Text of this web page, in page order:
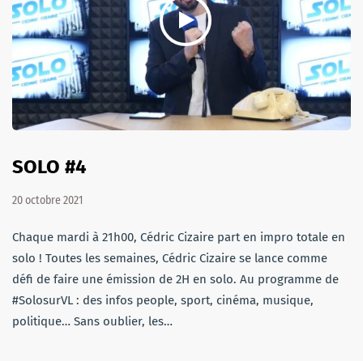
SOLO #4
20 octobre 2021
Chaque mardi à 21h00, Cédric Cizaire part en impro totale en
solo ! Toutes les semaines, Cédric Cizaire se lance comme
défi de faire une émission de 2H en solo. Au programme de
#SolosurVL : des infos people, sport, cinéma, musique,
politique… Sans oublier, les…